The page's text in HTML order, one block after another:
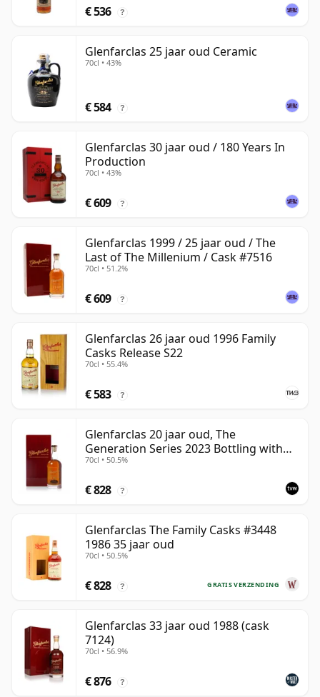
€ 536 ?
Glenfarclas 25 jaar oud Ceramic
70cl • 43%
€ 584 ?
Glenfarclas 30 jaar oud / 180 Years In
Production
70cl • 43%
€ 609 ?
Glenfarclas 1999 / 25 jaar oud / The
Last of The Millenium / Cask #7516
70cl • 51.2%
€ 609 ?
Glenfarclas 26 jaar oud 1996 Family
Casks Release S22
70cl • 55.4%
€ 583 ?
Glenfarclas 20 jaar oud, The
Generation Series 2023 Bottling with
Case - Port Pipe #1355
70cl • 50.5%
€ 828 ?
Glenfarclas The Family Casks #3448
1986 35 jaar oud
70cl • 50.5%
GRATIS VERZENDING
€ 828 ?
Glenfarclas 33 jaar oud 1988 (cask
7124)
70cl • 56.9%
€ 876 ?